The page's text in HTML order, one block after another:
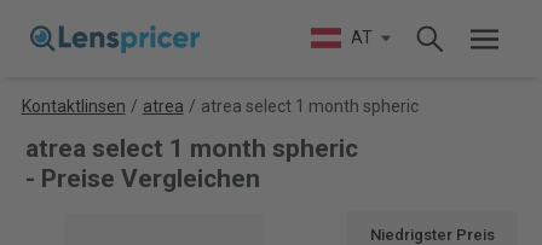
AT
Kontaktlinsen / atrea / atrea select 1 month spheric
atrea select 1 month spheric
- Preise Vergleichen
Niedrigster Preis